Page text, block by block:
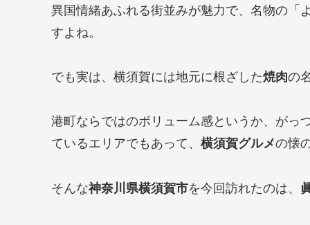
異国情緒あふれる街並みが魅力で、名物の「
すよね。
でも実は、横須賀には地元に根ざした焼肉の
港町ならではのボリューム感というか、がっ
ているエリアでもあって、 横須賀グルメの懐
そんな神奈川県横須賀市を今回訪れたのは、